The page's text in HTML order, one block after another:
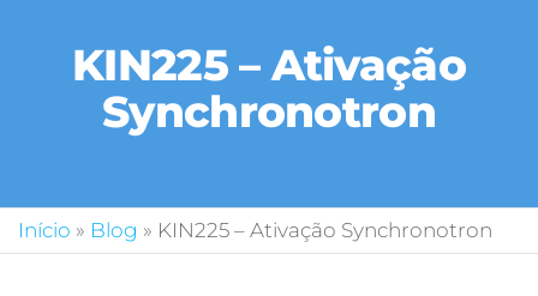
KIN225 – Ativação
Synchronotron
Início » Blog » KIN225 – Ativação Synchronotron